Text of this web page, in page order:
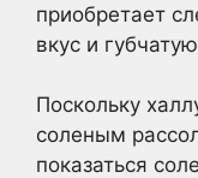
приобретает
вкус и
Поскольку
соленым
показаться